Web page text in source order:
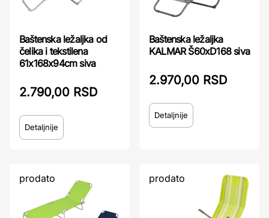
Baštenska ležaljka od
čelika i tekstilena
61x168x94cm siva
2.790,00 RSD
Detaljnije
Baštenska ležaljka
KALMAR Š60xD168 siva
2.970,00 RSD
Detaljnije
prodato prodato